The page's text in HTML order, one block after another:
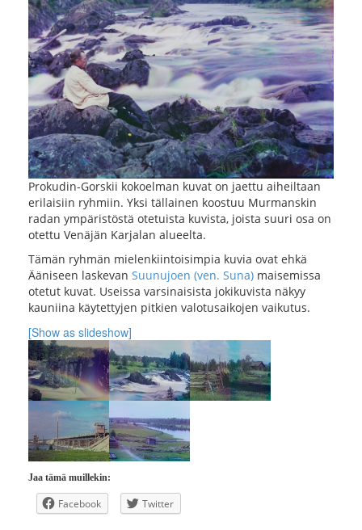
Prokudin-Gorskii kokoelman kuvat on jaettu aiheiltaan
erilaisiin ryhmiin. Yksi tällainen koostuu Murmanskin
radan ympäristöstä otetuista kuvista, joista suuri osa on
otettu Venäjän Karjalan alueelta.
Tämän ryhmän mielenkiintoisimpia kuvia ovat ehkä
Ääniseen laskevan Suunujoen (ven. Suna) maisemissa
otetut kuvat. Useissa varsinaisista jokikuvista näkyy
kauniina käytettyjen pitkien valotusaikojen vaikutus.
[Show as slideshow]
Jaa tämä muillekin:
Facebook Twitter